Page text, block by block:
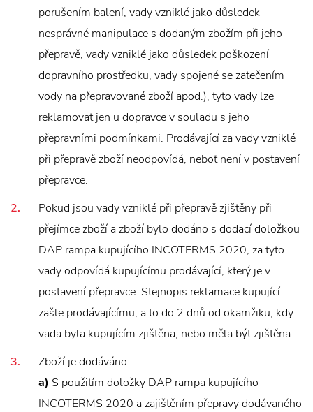
porušením balení, vady vzniklé jako důsledek
nesprávné manipulace s dodaným zbožím při jeho
přepravě, vady vzniklé jako důsledek poškození
dopravního prostředku, vady spojené se zatečením
vody na přepravované zboží apod.), tyto vady lze
reklamovat jen u dopravce v souladu s jeho
přepravními podmínkami. Prodávající za vady vzniklé
při přepravě zboží neodpovídá, neboť není v postavení
přepravce.
Pokud jsou vady vzniklé při přepravě zjištěny při
přejímce zboží a zboží bylo dodáno s dodací doložkou
DAP rampa kupujícího INCOTERMS 2020, za tyto
vady odpovídá kupujícímu prodávající, který je v
postavení přepravce. Stejnopis reklamace kupující
zašle prodávajícímu, a to do 2 dnů od okamžiku, kdy
vada byla kupujícím zjištěna, nebo měla být zjištěna.
Zboží je dodáváno:
a) S použitím doložky DAP rampa kupujícího
INCOTERMS 2020 a zajištěním přepravy dodávaného